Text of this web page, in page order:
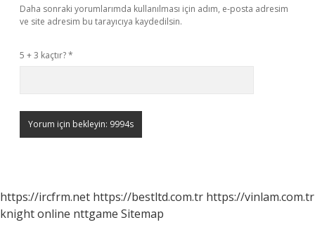
Daha sonraki yorumlarımda kullanılması için adım, e-posta adresim
ve site adresim bu tarayıcıya kaydedilsin.
5 + 3 kaçtır?*
https://ircfrm.net https://bestltd.com.tr https://vinlam.com.tr
knight online nttgame Sitemap